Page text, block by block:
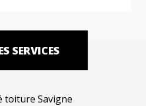
SERVICES
toiture Savigne